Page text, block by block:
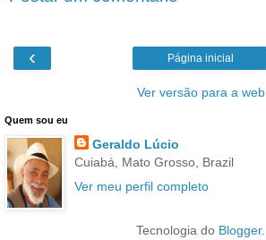
‹ Página inicial
Ver versão para a web
Quem sou eu
Geraldo Lúcio
Cuiabá, Mato Grosso, Brazil
Ver meu perfil completo
Tecnologia do Blogger.